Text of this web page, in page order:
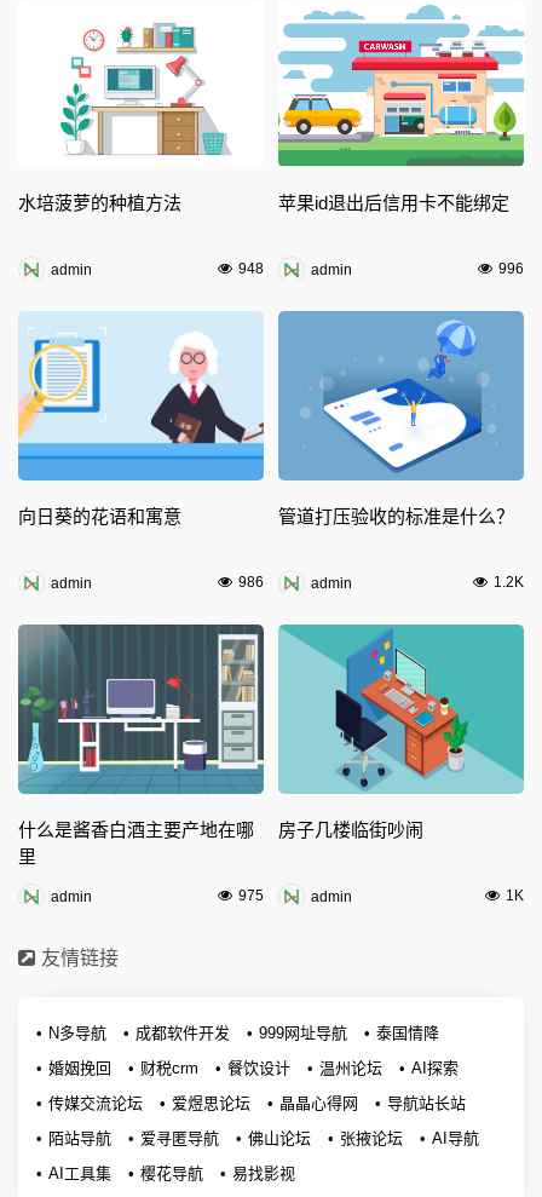
水培菠萝的种植方法
admin 948
苹果id退出后信用卡不能绑定
admin 996
向日葵的花语和寓意
admin 986
管道打压验收的标准是什么？
admin 1.2K
什么是酱香白酒主要产地在哪
里
admin 975
房子几楼临街吵闹
admin 1K
友情链接
N多导航 成都软件开发 999网址导航
泰国情降
婚姻挽回
财税crm 餐饮设计 温州论坛
AI探索
传媒交流论坛
爱煜思论坛 晶晶心得网
导航站长站
陌站导航
爱寻匿导航 佛山论坛 张掖论坛
AI导航
AI工具集
樱花导航 易找影视